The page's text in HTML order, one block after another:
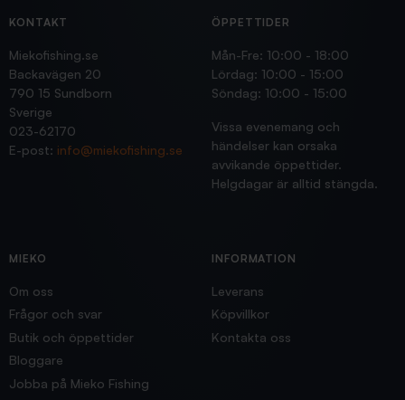
KONTAKT
Miekofishing.se
Backavägen 20
790 15 Sundborn
Sverige
023-62170
E-post: info@miekofishing.se
ÖPPETTIDER
Mån-Fre: 10:00 - 18:00
Lördag: 10:00 - 15:00
Söndag: 10:00 - 15:00
Vissa evenemang och
händelser kan orsaka
avvikande öppettider.
Helgdagar är alltid stängda.
MIEKO
Om oss
Frågor och svar
Butik och öppettider
Bloggare
Jobba på Mieko Fishing
INFORMATION
Leverans
Köpvillkor
Kontakta oss